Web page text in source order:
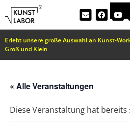
Erlebt unsere große Auswahl an Kunst-
Groß und Klein
« Alle Veranstaltungen
Diese Veranstaltung hat